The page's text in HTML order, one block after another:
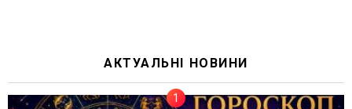
АКТУАЛЬНІ НОВИНИ